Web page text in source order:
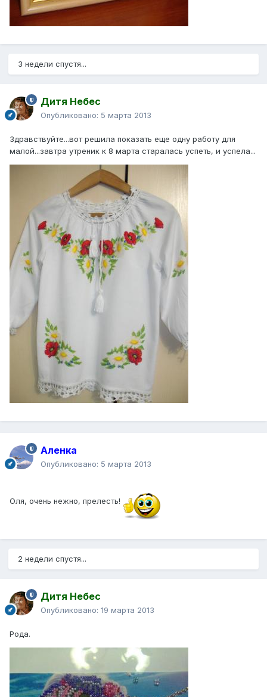
3 недели спустя...
Дитя Небес
Опубликовано: 5 марта 2013
Здравствуйте...вот решила показать еще одну работу для
малой...завтра утреник к 8 марта старалась успеть, и успела...
Аленка
Опубликовано: 5 марта 2013
Оля, очень нежно, прелесть!
2 недели спустя...
Дитя Небес
Опубликовано: 19 марта 2013
Рода.